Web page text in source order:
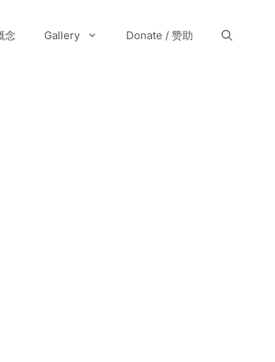
念 Gallery Donate / 赞助